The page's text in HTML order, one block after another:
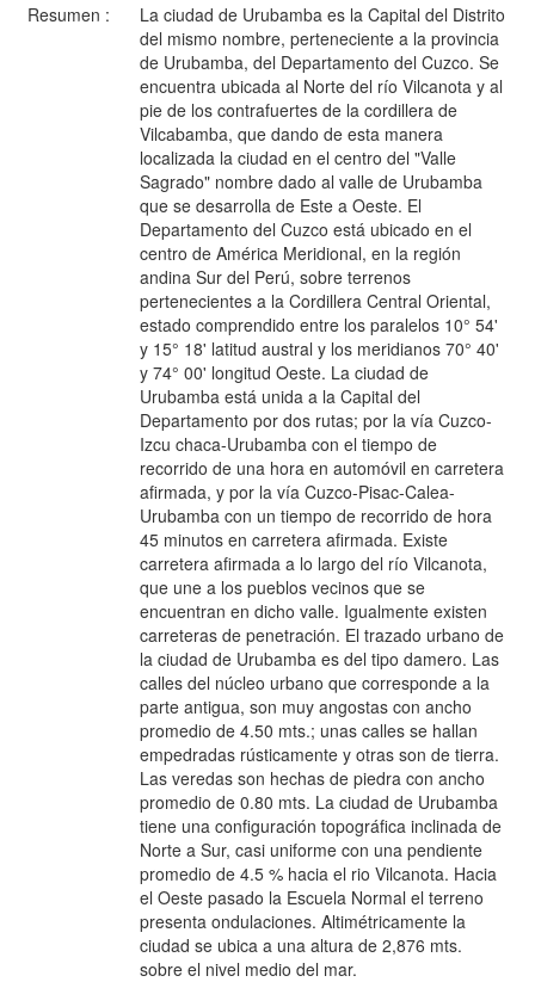
Resumen :
La ciudad de Urubamba es la Capital del Distrito
del mismo nombre, perteneciente a la provincia
de Urubamba, del Departamento del Cuzco. Se
encuentra ubicada al Norte del río Vilcanota y al
pie de los contrafuertes de la cordillera de
Vilcabamba, que dando de esta manera
localizada la ciudad en el centro del "Valle
Sagrado" nombre dado al valle de Urubamba
que se desarrolla de Este a Oeste. El
Departamento del Cuzco está ubicado en el
centro de América Meridional, en la región
andina Sur del Perú, sobre terrenos
pertenecientes a la Cordillera Central Oriental,
estado comprendido entre los paralelos 10° 54'
y 15° 18' latitud austral y los meridianos 70° 40'
y 74° 00' longitud Oeste. La ciudad de
Urubamba está unida a la Capital del
Departamento por dos rutas; por la vía Cuzco-
Izcu chaca-Urubamba con el tiempo de
recorrido de una hora en automóvil en carretera
afirmada, y por la vía Cuzco-Pisac-Calea-
Urubamba con un tiempo de recorrido de hora
45 minutos en carretera afirmada. Existe
carretera afirmada a lo largo del río Vilcanota,
que une a los pueblos vecinos que se
encuentran en dicho valle. Igualmente existen
carreteras de penetración. El trazado urbano de
la ciudad de Urubamba es del tipo damero. Las
calles del núcleo urbano que corresponde a la
parte antigua, son muy angostas con ancho
promedio de 4.50 mts.; unas calles se hallan
empedradas rústicamente y otras son de tierra.
Las veredas son hechas de piedra con ancho
promedio de 0.80 mts. La ciudad de Urubamba
tiene una configuración topográfica inclinada de
Norte a Sur, casi uniforme con una pendiente
promedio de 4.5 % hacia el rio Vilcanota. Hacia
el Oeste pasado la Escuela Normal el terreno
presenta ondulaciones. Altimétricamente la
ciudad se ubica a una altura de 2,876 mts.
sobre el nivel medio del mar.